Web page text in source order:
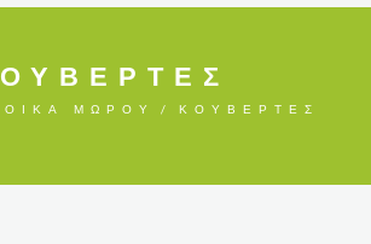
ΜΩΡΟΎ ΚΟΥΒΈΡΤΕΣ